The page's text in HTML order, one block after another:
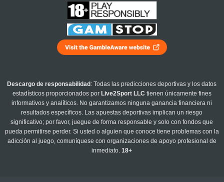
Descargo de responsabilidad : Todas las predicciones deportivas y los datos
estadísticos proporcionados por Live2Sport LLC tienen únicamente fines
informativos y analíticos. No garantizamos ninguna ganancia financiera ni
resultados específicos. Las apuestas deportivas implican un riesgo
significativo; por favor, juegue de forma responsable y solo con fondos que
pueda permitirse perder. Si usted o alguien que conoce tiene problemas con la
adicción al juego, comuníquese con organizaciones de apoyo profesional de
inmediato.18+